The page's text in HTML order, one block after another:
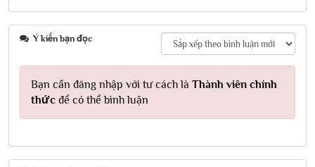
Ý kiến bạn đọc
Bạn cần đăng nhập với tư cách là Thành viên chính
thức để có thể bình luận